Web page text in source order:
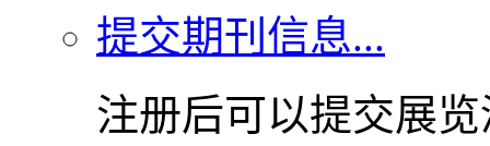
提交期刊信息...
注册后可以提交展